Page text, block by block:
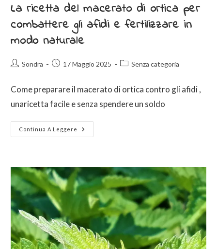
La ricetta del macerato di ortica per
combattere gli afidi e fertilizzare in
modo naturale
Sondra 17 Maggio 2025 Senza categoria
Come preparare il macerato di ortica contro gli afidi ,
unaricetta facile e senza spendere un soldo
Continua A Leggere